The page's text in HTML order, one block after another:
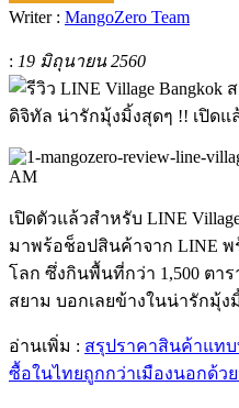
Writer : MangoZero Team
: 19 มิถุนายน 2560
เปิดตัวแล้วสำหรับ LINE
มาพร้อช็อปสินค้าจาก LINE
โลก ซึ่งกินพื้นที่กว่า 1,500 ตาร
สยาม บอกเลยข้างในน่ารักมุ้ง
อ่านเพิ่ม : สรุปราคาสินค้าแทบ
ซื้อในไทยถูกกว่าเมืองนอกด้ว